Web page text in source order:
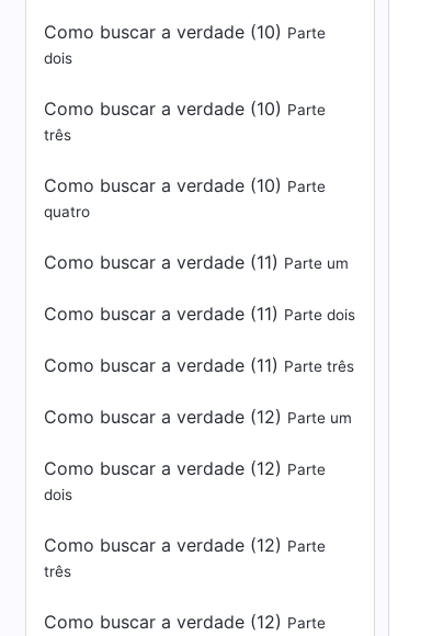
Como buscar a verdade (10) Parte
dois
Como buscar a verdade (10) Parte
três
Como buscar a verdade (10) Parte
quatro
Como buscar a verdade (11) Parte um
Como buscar a verdade (11) Parte dois
Como buscar a verdade (11) Parte três
Como buscar a verdade (12) Parte um
Como buscar a verdade (12) Parte
dois
Como buscar a verdade (12) Parte
três
Como buscar a verdade (12) Parte